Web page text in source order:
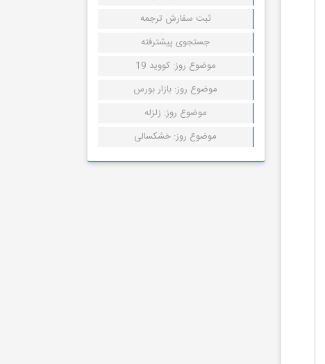
ثبت سفارش ترجمه
جستجوی پیشترفته
موضوع روز: کووید 19
موضوع روز: بازار بورس
موضوع روز: زلزله
موضوع روز: خشکسالی